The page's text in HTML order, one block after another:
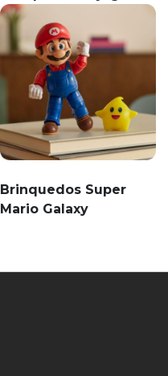
Brinquedos Super
Mario Galaxy